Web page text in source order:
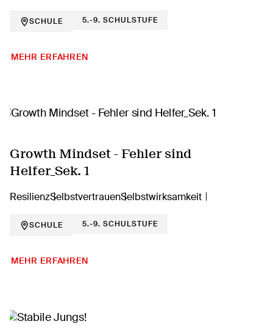
SCHULE 5.-9. SCHULSTUFE
MEHR ERFAHREN
Growth Mindset - Fehler sind
Helfer_Sek. 1
ResilienzSelbstvertrauenSelbstwirksamkeit
SCHULE 5.-9. SCHULSTUFE
MEHR ERFAHREN